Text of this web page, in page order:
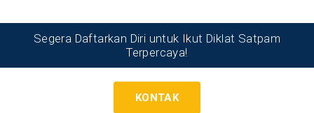
Segera Daftarkan Diri untuk Ikut Diklat Satpam
Terpercaya!
KONTAK